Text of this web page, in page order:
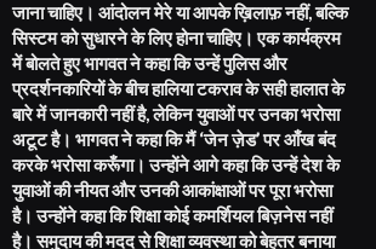
जाना चाहिए। आंदोलन मेरे या आपके ख़िलाफ़ नहीं, बल्कि
सिस्टम को सुधारने के लिए होना चाहिए। एक कार्यक्रम
में बोलते हुए भागवत ने कहा कि उन्हें पुलिस और
प्रदर्शनकारियों के बीच हालिया टकराव के सही हालात के
बारे में जानकारी नहीं है, लेकिन युवाओं पर उनका भरोसा
अटूट है। भागवत ने कहा कि मैं ‘जेन ज़ेड’ पर आँख बंद
करके भरोसा करूँगा। उन्होंने आगे कहा कि उन्हें देश के
युवाओं की नीयत और उनकी आकांक्षाओं पर पूरा भरोसा
है। उन्होंने कहा कि शिक्षा कोई कमर्शियल बिज़नेस नहीं
है। समुदाय की मदद से शिक्षा व्यवस्था को बेहतर बनाया